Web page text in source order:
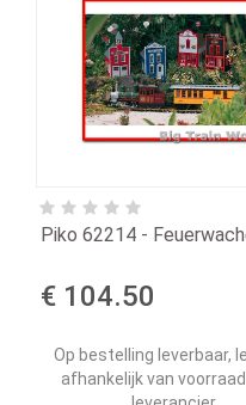
Piko 62214 -
€ 104.50
Op bestelling leverbaar,
afhankelijk van